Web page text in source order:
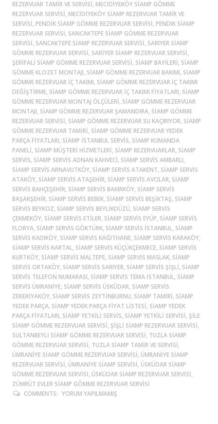
REZERVUAR TAMIR VE SERVISI, MECIDIYEKÖY SIAMP GÖMME
REZERVUAR SERVISI, MECIDIYEKÖY SIAMP REZERVUAR TAMIR VE
SERVISI, PENDIK SIAMP GÖMME REZERVUAR SERVISI, PENDIK SIAMP
REZERVUAR SERVISI, SANCAKTEPE SIAMP GÖMME REZERVUAR
SERVISI, SANCAKTEPE SIAMP REZERVUAR SERVISI, SARIYER SIAMP
GÖMME REZERVUAR SERVISI, SARIYER SIAMP REZERVUAR SERVISI,
ŞERIFALI SIAMP GÖMME REZERVUAR SERVISI, SIAMP BAYILERI, SIAMP
GÖMME KLOZET MONTAJI, SIAMP GÖMME REZERVUAR BAKIMI, SIAMP
GÖMME REZERVUAR İÇ TAKIMI, SIAMP GÖMME REZERVUAR İÇ TAKIMI
DEĞIŞTIRME, SIAMP GÖMME REZERVUAR İÇ TAKIMI FIYATLARI, SIAMP
GÖMME REZERVUAR MONTAJ ÖLÇÜLERI, SIAMP GÖMME REZERVUAR
MONTAJI, SIAMP GÖMME REZERVUAR ŞAMANDIRA, SIAMP GÖMME
REZERVUAR SERVISI, SIAMP GÖMME REZERVUAR SU KAÇIRIYOR, SIAMP
GÖMME REZERVUAR TAMIRI, SIAMP GÖMME REZERVUAR YEDEK
PARÇA FIYATLARI, SIAMP ISTANBUL SERVIS, SIAMP KUMANDA
PANELI, SIAMP MÜŞTERI HIZMETLERI, SIAMP REZERVUARLAR, SIAMP
SERVIS, SIAMP SERVIS ADNAN KAHVECI, SIAMP SERVIS AMBARLI,
SIAMP SERVIS ARNAVUTKÖY, SIAMP SERVIS ATAKENT, SIAMP SERVIS
ATAKÖY, SIAMP SERVIS ATAŞEHIR, SIAMP SERVIS AVCILAR, SIAMP
SERVIS BAHÇEŞEHIR, SIAMP SERVIS BAKIRKÖY, SIAMP SERVIS
BAŞAKŞEHIR, SIAMP SERVIS BEBEK, SIAMP SERVIS BEŞIKTAŞ, SIAMP
SERVIS BEYKOZ, SIAMP SERVIS BEYLIKDÜZÜ, SIAMP SERVIS
ÇEKMEKÖY, SIAMP SERVIS ETILER, SIAMP SERVIS EYÜP, SIAMP SERVIS
FLORYA, SIAMP SERVIS GÖKTÜRK, SIAMP SERVIS ISTANBUL, SIAMP
SERVIS KADIKÖY, SIAMP SERVIS KAĞITHANE, SIAMP SERVIS KARAKÖY,
SIAMP SERVIS KARTAL, SIAMP SERVIS KÜÇÜKÇEKMECE, SIAMP SERVIS
KURTKÖY, SIAMP SERVIS MALTEPE, SIAMP SERVIS MASLAK, SIAMP
SERVIS ORTAKÖY, SIAMP SERVIS SARIYER, SIAMP SERVIS ŞIŞLI, SIAMP
SERVIS TELEFON NUMARASI, SIAMP SERVIS TEMA ISTANBUL, SIAMP
SERVIS ÜMRANIYE, SIAMP SERVIS ÜSKÜDAR, SIAMP SERVIS
ZEKERIYAKÖY, SIAMP SERVIS ZEYTINBURNU, SIAMP TAMIRI, SIAMP
YEDEK PARÇA, SIAMP YEDEK PARÇA FIYAT LISTESI, SIAMP YEDEK
PARÇA FIYATLARI, SIAMP YETKILI SERVIS, SIAMP YETKILI SERVISI, ŞİLE
SIAMP GÖMME REZERVUAR SERVISI, ŞIŞLI SIAMP REZERVUAR SERVISI,
SULTANBEYLİ SIAMP GÖMME REZERVUAR SERVISI, TUZLA SIAMP
GÖMME REZERVUAR SERVISI, TUZLA SIAMP TAMIR VE SERVISI,
ÜMRANIYE SIAMP GÖMME REZERVUAR SERVISI, ÜMRANIYE SIAMP
REZERVUAR SERVISI, ÜMRANIYE SIAMP SERVISI, ÜSKÜDAR SIAMP
GÖMME REZERVUAR SERVISI, ÜSKÜDAR SIAMP REZERVUAR SERVISI,
ZÜMRÜT EVLER SIAMP GÖMME REZERVUAR SERVISI
COMMENTS: YORUM YAPILMAMIŞ